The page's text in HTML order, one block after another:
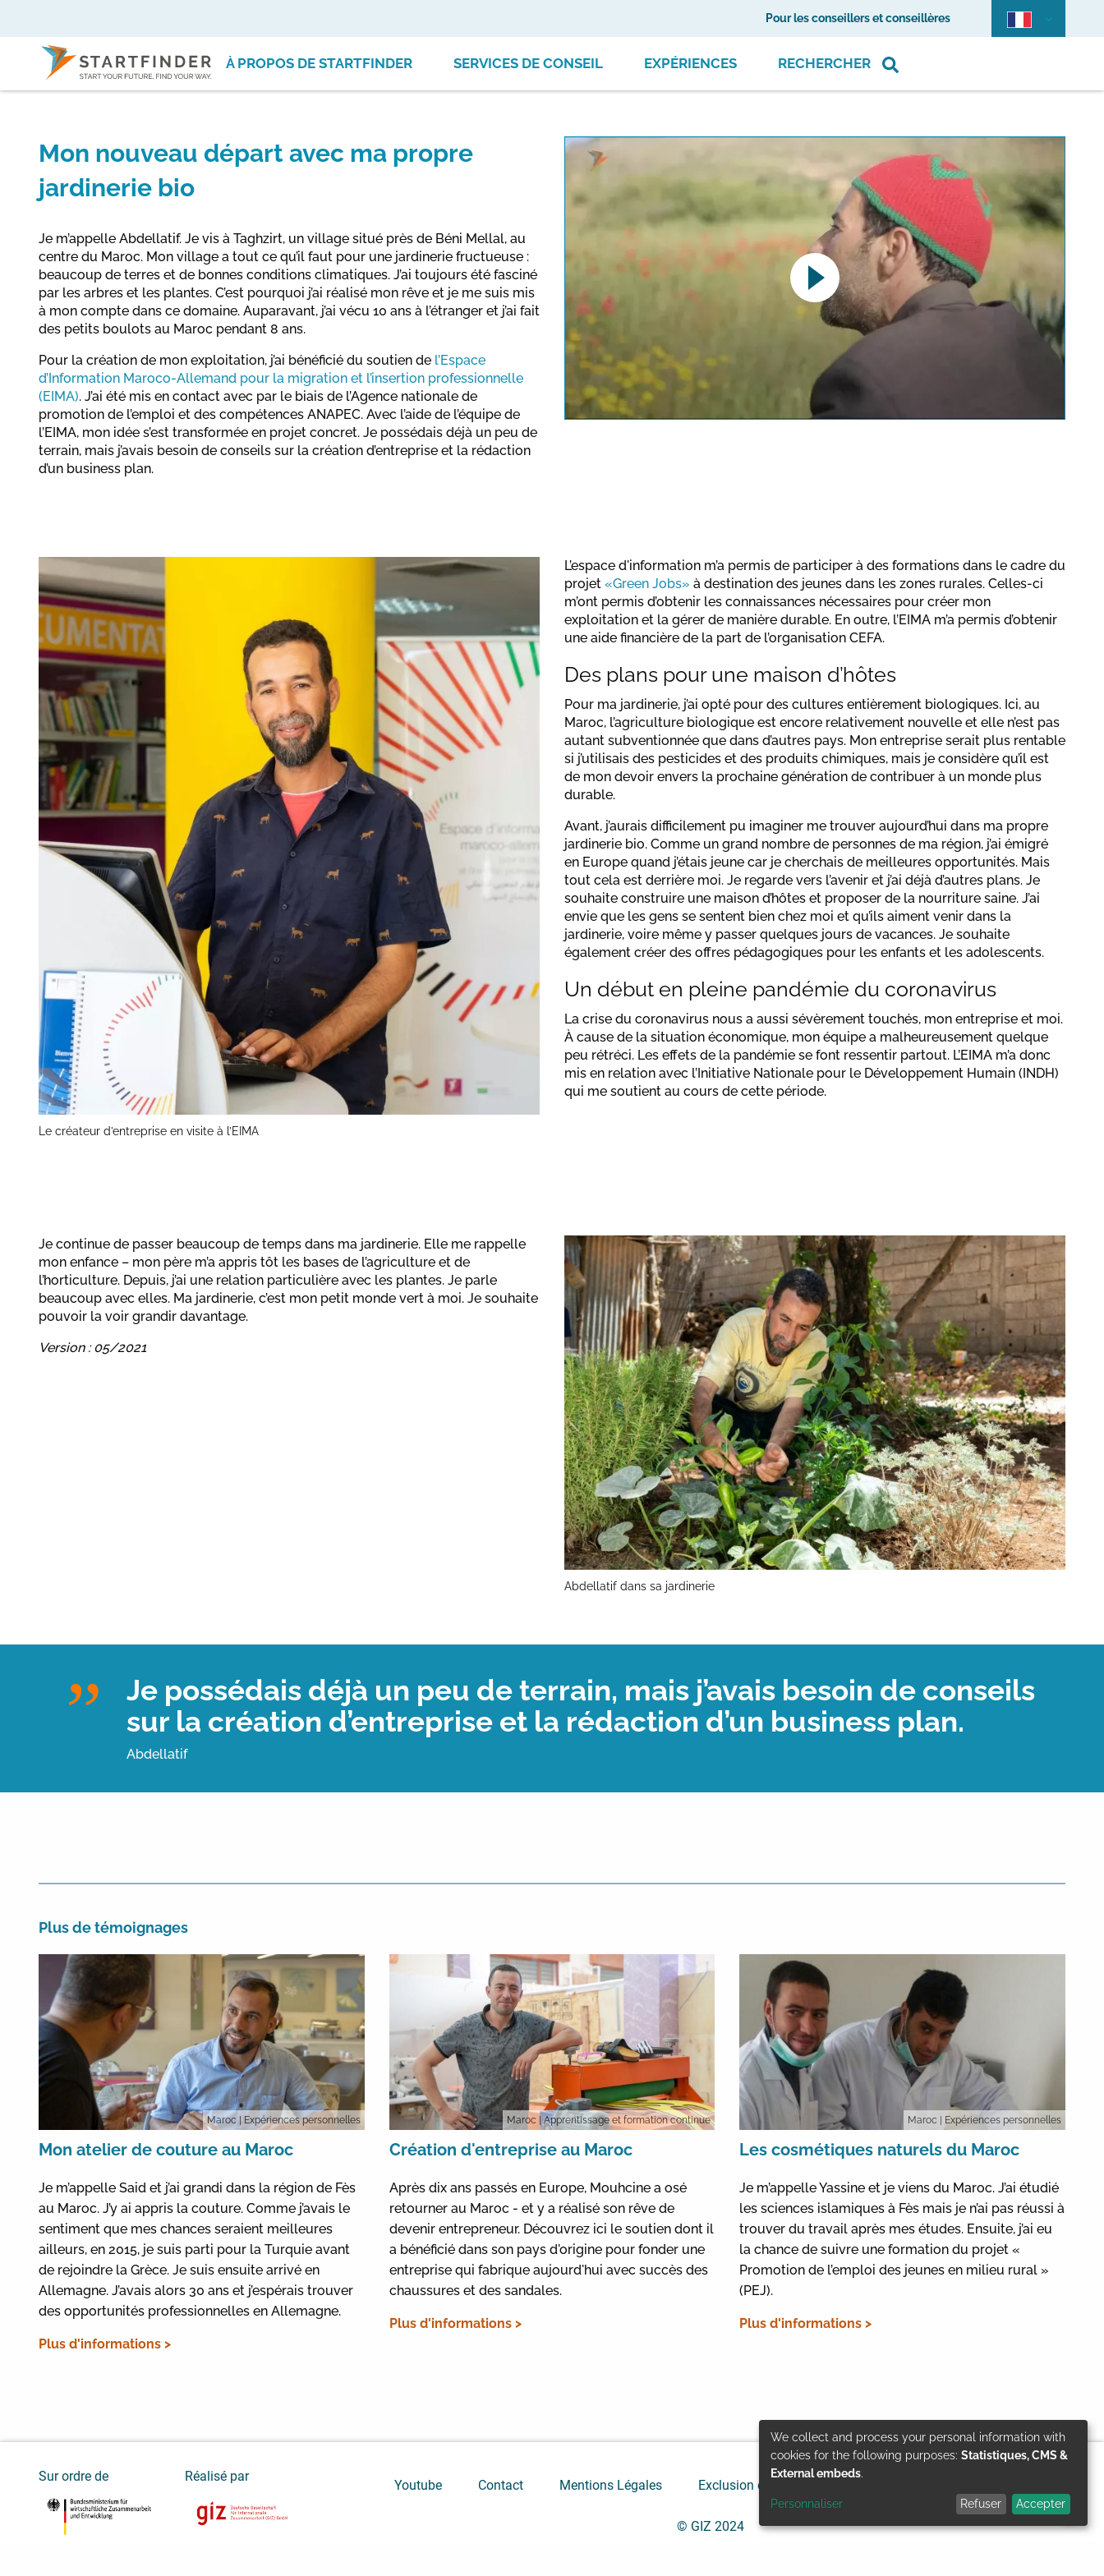
Pour les conseillers et conseillères
À PROPOS DE STARTFINDER SERVICES DE CONSEIL EXPÉRIENCES RECHERCHER
This link opens a YouTube video. Please
note the data protection regulations valid
for this site.
Mon nouveau départ avec ma propre
jardinerie bio
Je m’appelle Abdellatif. Je vis à Taghzirt, un village situé près de Béni Mellal, au
centre du Maroc. Mon village a tout ce qu’il faut pour une jardinerie fructueuse :
beaucoup de terres et de bonnes conditions climatiques. J’ai toujours été fasciné
par les arbres et les plantes. C’est pourquoi j’ai réalisé mon rêve et je me suis mis
à mon compte dans ce domaine. Auparavant, j’ai vécu 10 ans à l’étranger et j’ai fait
des petits boulots au Maroc pendant 8 ans.
Pour la création de mon exploitation, j’ai bénéficié du soutien de l’Espace
d’Information Maroco-Allemand pour la migration et l’insertion professionnelle
(EIMA). J’ai été mis en contact avec par le biais de l’Agence nationale de
promotion de l’emploi et des compétences ANAPEC. Avec l’aide de l’équipe de
l’EIMA, mon idée s’est transformée en projet concret. Je possédais déjà un peu de
terrain, mais j’avais besoin de conseils sur la création d’entreprise et la rédaction
d’un business plan.
Le créateur d’entreprise en visite à l’EIMA
L’espace d'information m’a permis de participer à des formations dans le cadre du
projet «Green Jobs» à destination des jeunes dans les zones rurales. Celles-ci
m’ont permis d’obtenir les connaissances nécessaires pour créer mon
exploitation et la gérer de manière durable. En outre, l’EIMA m’a permis d’obtenir
une aide financière de la part de l’organisation CEFA.
Des plans pour une maison d’hôtes
Pour ma jardinerie, j’ai opté pour des cultures entièrement biologiques. Ici, au
Maroc, l’agriculture biologique est encore relativement nouvelle et elle n’est pas
autant subventionnée que dans d’autres pays. Mon entreprise serait plus rentable
si j’utilisais des pesticides et des produits chimiques, mais je considère qu’il est
de mon devoir envers la prochaine génération de contribuer à un monde plus
durable.
Avant, j’aurais difficilement pu imaginer me trouver aujourd’hui dans ma propre
jardinerie bio. Comme un grand nombre de personnes de ma région, j’ai émigré
en Europe quand j’étais jeune car je cherchais de meilleures opportunités. Mais
tout cela est derrière moi. Je regarde vers l’avenir et j’ai déjà d’autres plans. Je
souhaite construire une maison d’hôtes et proposer de la nourriture saine. J’ai
envie que les gens se sentent bien chez moi et qu’ils aiment venir dans la
jardinerie, voire même y passer quelques jours de vacances. Je souhaite
également créer des offres pédagogiques pour les enfants et les adolescents.
Un début en pleine pandémie du coronavirus
La crise du coronavirus nous a aussi sévèrement touchés, mon entreprise et moi.
À cause de la situation économique, mon équipe a malheureusement quelque
peu rétréci. Les effets de la pandémie se font ressentir partout. L’EIMA m’a donc
mis en relation avec l’Initiative Nationale pour le Développement Humain (INDH)
qui me soutient au cours de cette période.
Abdellatif dans sa jardinerie
Je continue de passer beaucoup de temps dans ma jardinerie. Elle me rappelle
mon enfance – mon père m’a appris tôt les bases de l’agriculture et de
l’horticulture. Depuis, j’ai une relation particulière avec les plantes. Je parle
beaucoup avec elles. Ma jardinerie, c’est mon petit monde vert à moi. Je souhaite
pouvoir la voir grandir davantage.
Version : 05/2021
Je possédais déjà un peu de terrain, mais j’avais besoin de conseils
sur la création d’entreprise et la rédaction d’un business plan.
Abdellatif
Plus de témoignages
Maroc| Expériences personnelles
Mon atelier de couture au Maroc
Je m’appelle Said et j’ai grandi dans la région de Fès
au Maroc. J’y ai appris la couture. Comme j’avais le
sentiment que mes chances seraient meilleures
ailleurs, en 2015, je suis parti pour la Turquie avant
de rejoindre la Grèce. Je suis ensuite arrivé en
Allemagne. J’avais alors 30 ans et j’espérais trouver
des opportunités professionnelles en Allemagne.
Plus d'informations >
Maroc | Apprentissage et formation continue
Création d'entreprise au Maroc
Après dix ans passés en Europe, Mouhcine a osé
retourner au Maroc - et y a réalisé son rêve de
devenir entrepreneur. Découvrez ici le soutien dont il
a bénéficié dans son pays d'origine pour fonder une
entreprise qui fabrique aujourd'hui avec succès des
chaussures et des sandales.
Plus d'informations >
Maroc | Expériences personnelles
Les cosmétiques naturels du Maroc
Je m’appelle Yassine et je viens du Maroc. J’ai étudié
les sciences islamiques à Fès mais je n’ai pas réussi à
trouver du travail après mes études. Ensuite, j’ai eu
la chance de suivre une formation du projet «
Promotion de l’emploi des jeunes en milieu rural »
(PEJ).
Plus d'informations >
Sur ordre de Réalisé par
Youtube Contact Mentions Légales Exclusion de responsabilité
© GIZ 2024
Use
of
personal
We collect and process your personal information with
cookies for the following purposes: Statistiques, CMS &
External embeds.
Personnaliser Refuser Accepter